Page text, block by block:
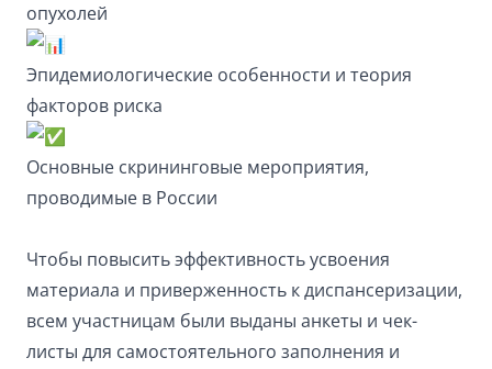
опухолей
Эпидемиологические особенности и теория
факторов риска
Основные скрининговые мероприятия,
проводимые в России
Чтобы повысить эффективность усвоения
материала и приверженность к диспансеризации,
всем участницам были выданы анкеты и чек-
листы для самостоятельного заполнения и